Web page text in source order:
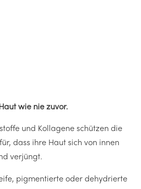
wie nie zuvor.
und Kollagene schützen die
dass ihre Haut sich von innen
verjüngt.
pigmentierte oder dehydrierte